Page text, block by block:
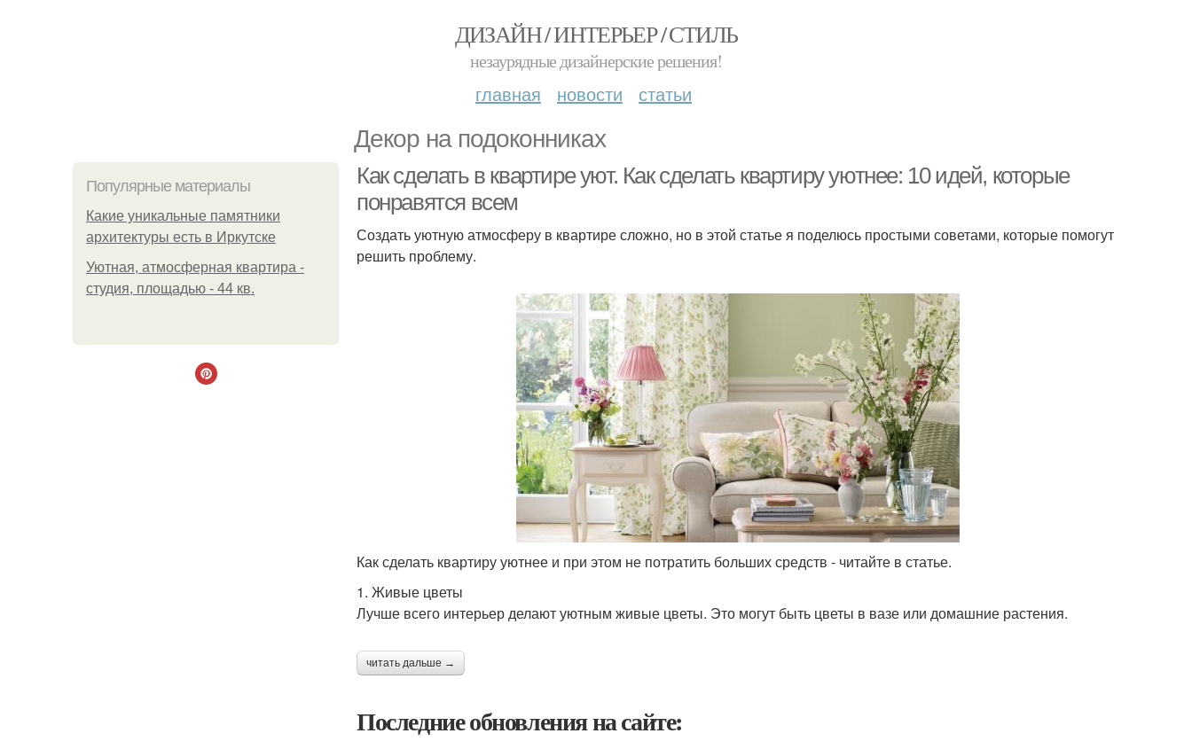
ДИЗАЙН / ИНТЕРЬЕР / СТИЛЬ
незаурядные дизайнерские решения!
главная новости статьи
Декор на подоконниках
Популярные материалы
Какие уникальные памятники
архитектуры есть в Иркутске
Уютная, атмосферная квартира -
студия, площадью - 44 кв.
Как сделать в квартире уют. Как сделать квартиру уютнее: 10 идей, которые
понравятся всем
Создать уютную атмосферу в квартире сложно, но в этой статье я поделюсь простыми советами, которые помогут
решить проблему.
Как сделать квартиру уютнее и при этом не потратить больших средств - читайте в статье.
1. Живые цветы
Лучше всего интерьер делают уютным живые цветы. Это могут быть цветы в вазе или домашние растения.
читать дальше →
Последние обновления на сайте: